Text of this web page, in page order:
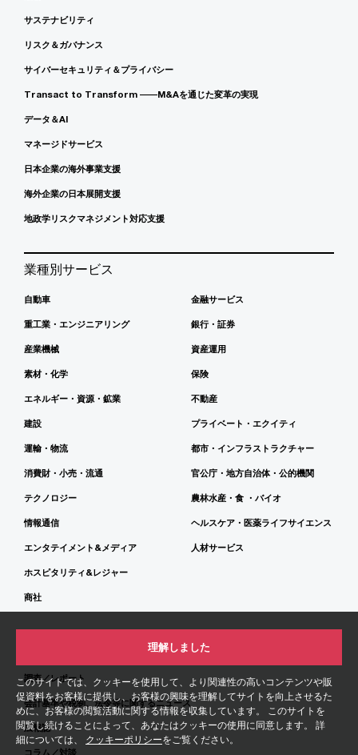
このサイトでは、クッキーを使用して、より関連性の高いコンテンツや販
促資料をお客様に提供し、お客様の興味を理解してサイトを向上させるた
めに、お客様の閲覧活動に関する情報を収集しています。 このサイトを
閲覧し続けることによって、あなたはクッキーの使用に同意します。 詳
細については、 クッキーポリシーをご覧ください。
理解しました
サステナビリティ
リスク＆ガバナンス
サイバーセキュリティ＆プライバシー
Transact to Transform ――M&Aを通じた変革の実現
データ＆AI
マネージドサービス
日本企業の海外事業支援
海外企業の日本展開支援
地政学リスクマネジメント対応支援
業種別サービス
自動車
重工業・エンジニアリング
産業機械
素材・化学
エネルギー・資源・鉱業
建設
運輸・物流
消費財・小売・流通
テクノロジー
情報通信
エンタテイメント&メディア
ホスピタリティ&レジャー
商社
金融サービス
銀行・証券
資産運用
保険
不動産
プライベート・エクイティ
都市・インフラストラクチャー
官公庁・地方自治体・公的機関
農林水産・食 ・バイオ
ヘルスケア・医薬ライフサイエンス
人材サービス
調査／レポート
会計基準や税制、法令等に関するニュース
広報誌
コラム／対談